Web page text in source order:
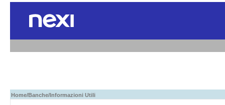
Home/Banche/Informazioni Utili